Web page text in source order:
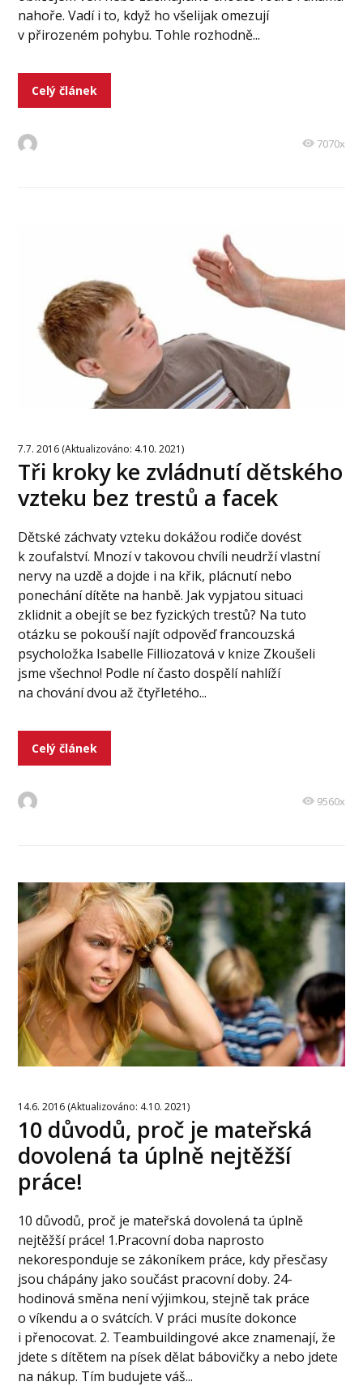
nahoře. Vadí i to, když ho všelijak omezují
v přirozeném pohybu. Tohle rozhodně...
Celý článek
7070x
7.7. 2016 (Aktualizováno: 4.10. 2021)
Tři kroky ke zvládnutí dětského
vzteku bez trestů a facek
Dětské záchvaty vzteku dokážou rodiče dovést
k zoufalství. Mnozí v takovou chvíli neudrží vlastní
nervy na uzdě a dojde i na křik, plácnutí nebo
ponechání dítěte na hanbě. Jak vypjatou situaci
zklidnit a obejít se bez fyzických trestů? Na tuto
otázku se pokouší najít odpověď francouzská
psycholožka Isabelle Filliozatová v knize Zkoušeli
jsme všechno! Podle ní často dospělí nahlíží
na chování dvou až čtyřletého...
Celý článek
9560x
14.6. 2016 (Aktualizováno: 4.10. 2021)
10 důvodů, proč je mateřská
dovolená ta úplně nejtěžší
práce!
10 důvodů, proč je mateřská dovolená ta úplně
nejtěžší práce! 1.Pracovní doba naprosto
nekoresponduje se zákoníkem práce, kdy přesčasy
jsou chápány jako součást pracovní doby. 24-
hodinová směna není výjimkou, stejně tak práce
o víkendu a o svátcích. V práci musíte dokonce
i přenocovat. 2. Teambuildingové akce znamenají, že
jdete s dítětem na písek dělat bábovičky a nebo jdete
na nákup. Tím budujete váš...